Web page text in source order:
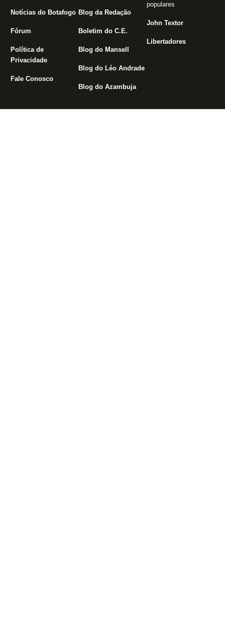
Notícias do Botafogo
Fórum
Política de
Privacidade
Fale Conosco
Blog da Redação
Boletim do C.E.
Blog do Mansell
Blog do Léo Andrade
Blog do Azambuja
populares
John Textor
Libertadores